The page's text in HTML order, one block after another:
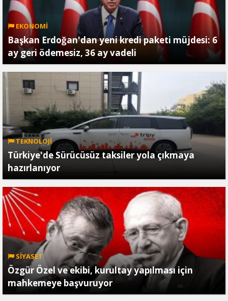
EKONOMİ
Başkan Erdoğan'dan yeni kredi paketi müjdesi: 6
ay geri ödemesiz, 36 ay vadeli
TEKNOLOJİ
Türkiye'de Sürücüsüz taksiler yola çıkmaya
hazırlanıyor
SİYASET
Özgür Özel ve ekibi, kurultay yapılması için
mahkemeye başvuruyor